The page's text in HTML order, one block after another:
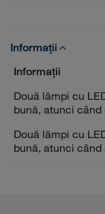
Informații
Informații
Două lămpi cu
bună, atunci
Două lămpi cu
bună, atunci